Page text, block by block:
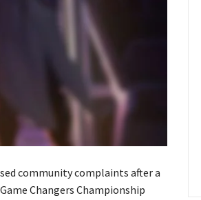
community complaints after a
Changers Championship